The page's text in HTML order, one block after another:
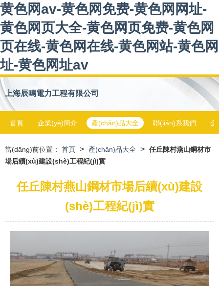
黄色网av-黄色网免费-黄色网网址-
黄色网页大全-黄色网页免费-黄色网
页在线-黄色网在线-黄色网站-黄色网
址-黄色网址av
上海辰鳴電力工程有限公司
首頁 企業(yè)簡介 產(chǎn)品大全 聯(lián)系我們 企
當(dāng)前位置： 首頁 > 產(chǎn)品大全 > 任丘陳村燕山鋼材市
場后續(xù)建設(shè)工程紀(jì)實
任丘陳村燕山鋼材市場后續(xù)建設
(shè)工程紀(jì)實